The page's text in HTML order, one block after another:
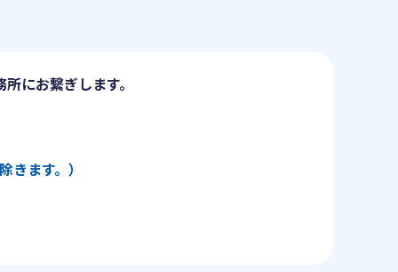
にお繋ぎします。
ます。）